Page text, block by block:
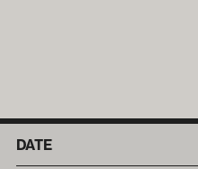
DATE